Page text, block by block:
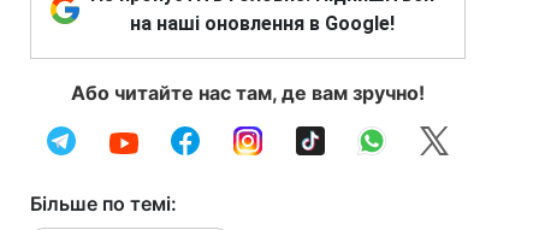
на наші оновлення в Google!
Або читайте нас там, де вам зручно!
Більше по темі: